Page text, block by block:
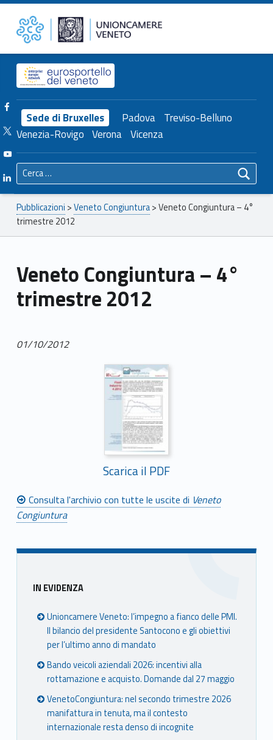
Veneto Congiuntura – 4° trimestre 2012 – Unioncamere del Veneto Unioncamere del Veneto
Header info sidebar
Sede di Bruxelles Padova Treviso-Belluno
Venezia-Rovigo Verona Vicenza
Facebook Unioncamere Veneto
Twitter Unioncamere Veneto
Youtube Unioncamere Veneto
Linkedin Unioncamere Veneto
Ricerca per:
Breadcrumbs navigation
Pubblicazioni >Veneto Congiuntura>Veneto Congiuntura – 4°
trimestre 2012
Veneto Congiuntura – 4°
trimestre 2012
01/10/2012
Scarica il PDF
Consulta l'archivio con tutte le uscite di Veneto
Congiuntura
Skip back to main navigation
Sidebar
IN EVIDENZA
Unioncamere Veneto: l’impegno a fianco delle PMI.
Il bilancio del presidente Santocono e gli obiettivi
per l’ultimo anno di mandato
Bando veicoli aziendali 2026: incentivi alla
rottamazione e acquisto. Domande dal 27 maggio
VenetoCongiuntura: nel secondo trimestre 2026
manifattura in tenuta, ma il contesto
internazionale resta denso di incognite